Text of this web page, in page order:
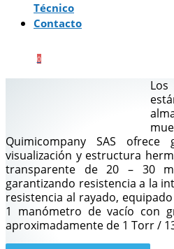
Técnico
Contacto
0
Quimicompany SAS ofrece
visualización y estructura
transparente de 20 – 30
garantizando resistencia a la
resistencia al rayado,
1 manómetro de vacío con
aproximadamente de 1 Torr /